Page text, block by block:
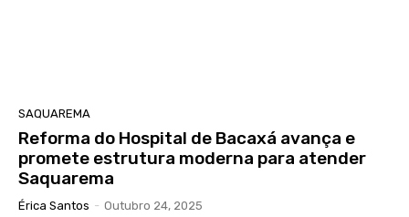
SAQUAREMA
Reforma do Hospital de Bacaxá avança e
promete estrutura moderna para atender
Saquarema
Érica Santos - Outubro 24, 2025